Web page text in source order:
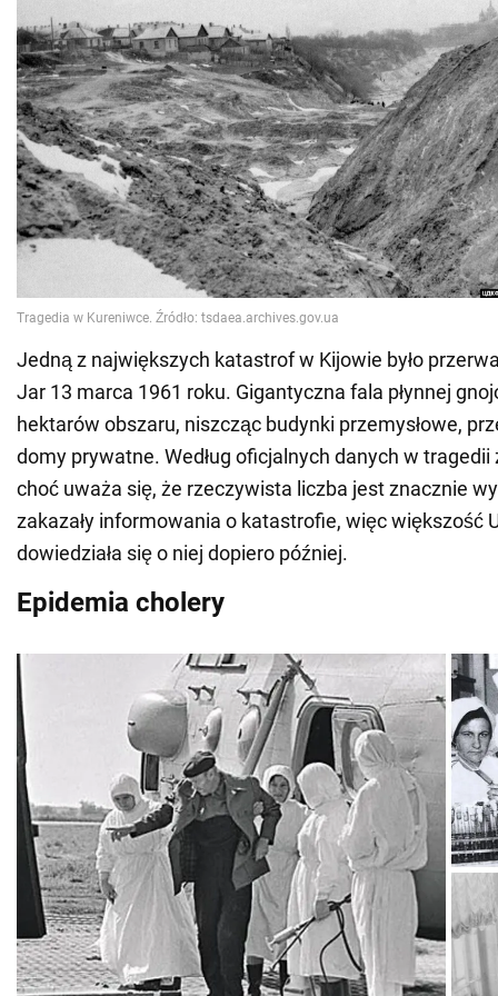
Jedną z największych katastrof w Kijowie było
Jar 13 marca 1961 roku. Gigantyczna fala płynnej
hektarów obszaru, niszcząc budynki przemysłowe,
domy prywatne. Według oficjalnych danych w tragedii
choć uważa się, że rzeczywista liczba jest znacznie
zakazały informowania o katastrofie, więc większość
dowiedziała się o niej dopiero później.
Epidemia cholery